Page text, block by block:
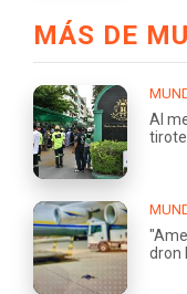
MÁS DE
Al
dron